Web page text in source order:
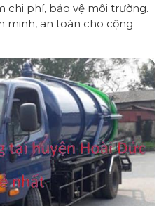
chi phí, bảo vệ môi trường.
minh, an toàn cho cộng